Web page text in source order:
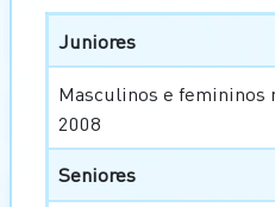
Juniores
Masculinos e femininos
2008
Seniores